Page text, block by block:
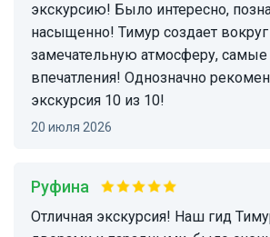
экскурсию! Было интересно,
насыщенно! Тимур создает вокруг
замечательную атмосферу,
впечатления! Однозначно
экскурсия 10 из 10!
20 июля 2026
Руфина
Отличная экскурсия! Наш гид Тимур, вел нас